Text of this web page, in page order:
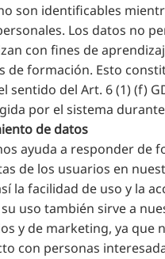
son identificables
Los datos no
con fines de
de formación. Esto
sentido del Art. 6 (1) (f)
por el sistema
de datos
ayuda a responder de
de los usuarios en
la facilidad de uso y la
uso también sirve a
y de marketing, ya que
con personas